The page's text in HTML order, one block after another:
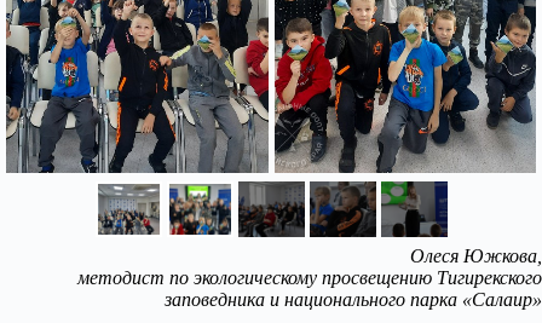
Олеся Южкова,
методист по экологическому просвещению Тигирекского
заповедника и национального парка «Салаир»